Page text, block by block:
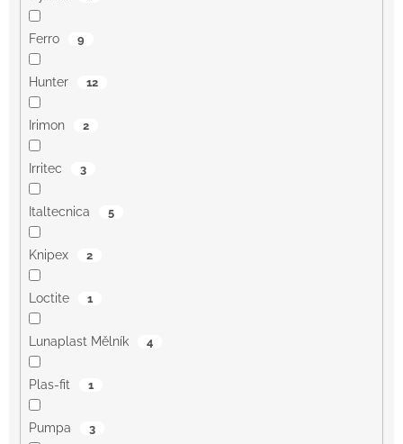
Ferro 9
Hunter 12
Irimon 2
Irritec 3
Italtecnica 5
Knipex 2
Loctite 1
Lunaplast Mělník 4
Plas-fit 1
Pumpa 3